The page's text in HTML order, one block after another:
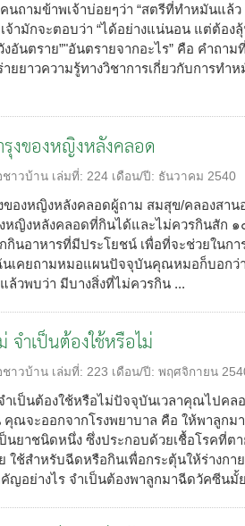
นถามข้าพเจ้าบ่อยๆว่า “สตรีที่ทำหมันแล้
จ้ามักจะตอบว่า “ได้อย่างแน่นอน แต่ต้อง
งอันตราย”"อันตรายจากอะไร” คือ คำถา
ายยาวความรู้ทางวิชาการเกี่ยวกับการทำ
งของหญิงหลังคลอด
ชาวบ้าน เล่มที่: 224 เดือน/ปี: ธันวาคม 2540
ของหญิงหลังคลอดผู้ถาม สมสุข/คลองสา
หญิงหลังคลอดที่กินได้และไม่ควรกินสัก
กินอาหารที่มีประโยชน์ เพื่อที่จะช่วยในก
นเคยถามหมอแผนปัจจุบันคุณหมอก็บอกว่
ล้วพบว่า มีบางสิ่งที่ไม่ควรกิน ...
จำเป็นต้องใช้หรือไม่
ชาวบ้าน เล่มที่: 223 เดือน/ปี: พฤศจิกายน
ำเป็นต้องใช้หรือไม่ปัจจุบันเวลาคุณไปคล
คุณจะออกจากโรงพยาบาล คือ ให้พาลูก
ป็นยาชนิดหนึ่ง ซึ่งประกอบด้วยเชื้อโรคที่
ใช้สำหรับฉีดหรือกินเพื่อกระตุ้นให้ร่างก
ญอย่างไร จำเป็นต้องพาลูกมาฉีดวัคซีนมั้